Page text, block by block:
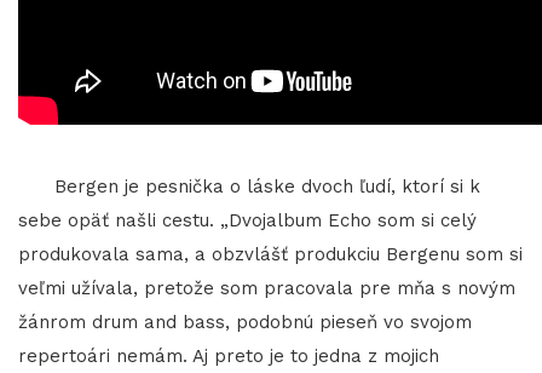
Bergen je pesnička o láske dvoch ľudí, ktorí si k
sebe opäť našli cestu. „Dvojalbum Echo som si celý
produkovala sama, a obzvlášť produkciu Bergenu som si
veľmi užívala, pretože som pracovala pre mňa s novým
žánrom drum and bass, podobnú pieseň vo svojom
repertoári nemám. Aj preto je to jedna z mojich